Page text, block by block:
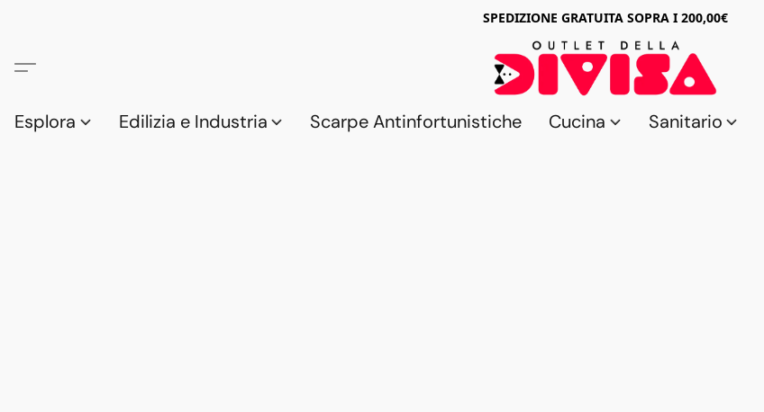
SPEDIZIONE GRATUITA SOPRA I 200,00€
Esplora Edilizia e Industria Scarpe Antinfortunistiche Cucina Sanitario